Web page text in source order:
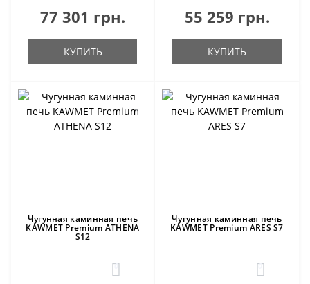
77 301 грн.
КУПИТЬ
55 259 грн.
КУПИТЬ
Чугунная каминная печь
KAWMET Premium ATHENA
S12
0
Чугунная каминная печь
KAWMET Premium ARES S7
0